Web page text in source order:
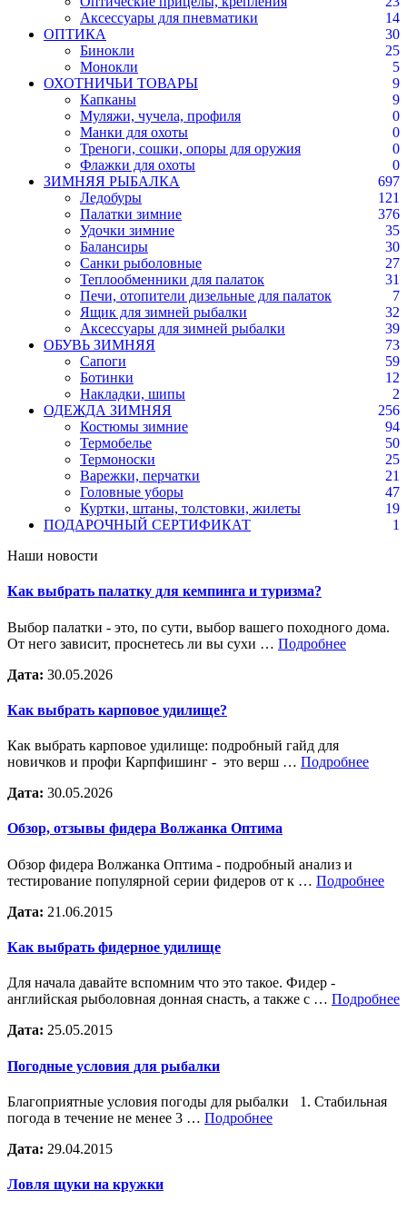
Аксессуары для пневматики
14
ОПТИКА
30
Бинокли
25
Монокли
5
ОХОТНИЧЬИ ТОВАРЫ
9
Капканы
9
Муляжи, чучела, профиля
0
Манки для охоты
0
Треноги, сошки, опоры для оружия
0
Флажки для охоты
0
ЗИМНЯЯ РЫБАЛКА
697
Ледобуры
121
Палатки зимние
376
Удочки зимние
35
Балансиры
30
Санки рыболовные
27
Теплообменники для палаток
31
Печи, отопители дизельные для палаток
7
Ящик для зимней рыбалки
32
Аксессуары для зимней рыбалки
39
ОБУВЬ ЗИМНЯЯ
73
Сапоги
59
Ботинки
12
Накладки, шипы
2
ОДЕЖДА ЗИМНЯЯ
256
Костюмы зимние
94
Термобелье
50
Термоноски
25
Варежки, перчатки
21
Головные уборы
47
Куртки, штаны, толстовки, жилеты
19
ПОДАРОЧНЫЙ СЕРТИФИКАТ
1
Наши новости
Как выбрать палатку для кемпинга и туризма?
Выбор палатки - это, по сути, выбор вашего походного дома.
От него зависит, проснетесь ли вы сухи … Подробнее
Дата: 30.05.2026
Как выбрать карповое удилище?
Как выбрать карповое удилище: подробный гайд для
новичков и профи Карпфишинг - это верш … Подробнее
Дата: 30.05.2026
Обзор, отзывы фидера Волжанка Оптима
Обзор фидера Волжанка Оптима - подробный анализ и
тестирование популярной серии фидеров от к … Подробнее
Дата: 21.06.2015
Как выбрать фидерное удилище
Для начала давайте вспомним что это такое. Фидер -
английская рыболовная донная снасть, а также с … Подробнее
Дата: 25.05.2015
Погодные условия для рыбалки
Благоприятные условия погоды для рыбалки 1. Стабильная
погода в течение не менее 3 … Подробнее
Дата: 29.04.2015
Ловля щуки на кружки